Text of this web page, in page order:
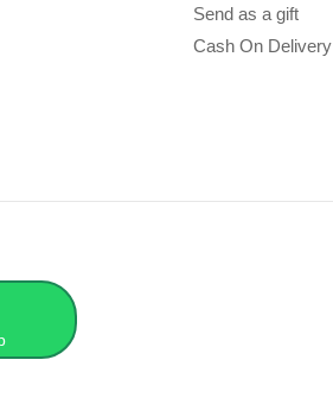
Send as a gift
Cash On Delivery